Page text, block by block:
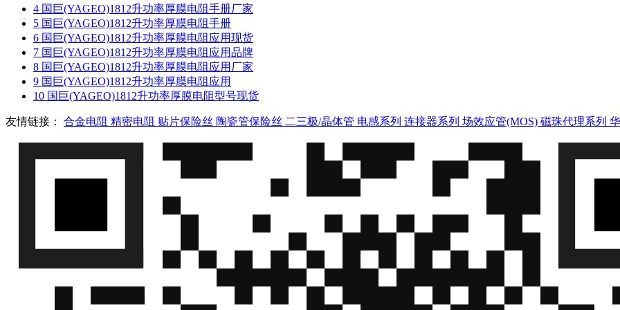
4 国巨(YAGEO)1812升功率厚膜电阻手册厂家
5 国巨(YAGEO)1812升功率厚膜电阻手册
6 国巨(YAGEO)1812升功率厚膜电阻应用现货
7 国巨(YAGEO)1812升功率厚膜电阻应用品牌
8 国巨(YAGEO)1812升功率厚膜电阻应用厂家
9 国巨(YAGEO)1812升功率厚膜电阻应用
10 国巨(YAGEO)1812升功率厚膜电阻型号现货
友情链接： 合金电阻 精密电阻 贴片保险丝 陶瓷管保险丝 二三极/晶体管 电感系列 连接器系列 场效应管(MOS) 磁珠代理系列